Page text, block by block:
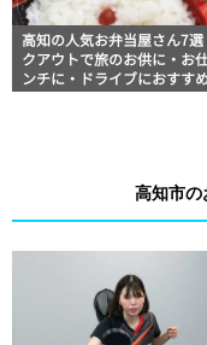
高知の人気お弁当屋さん7選
クアウトで旅のお供に・お
ンチに・ドライブにおすす
高知市の